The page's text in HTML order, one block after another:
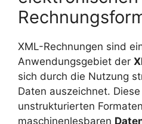
XML-Rechnungen sind
Anwendungsgebiet der
sich durch die Nutzung
Daten auszeichnet.
unstrukturierten
maschinenlesbaren